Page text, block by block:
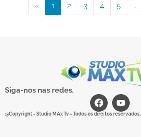
« 1 2 3 4 5 ...
Siga-nos nas redes.
@Copyright - Studio MAx Tv - Todos os direitos reservados.